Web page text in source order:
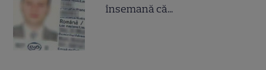
însemană că...